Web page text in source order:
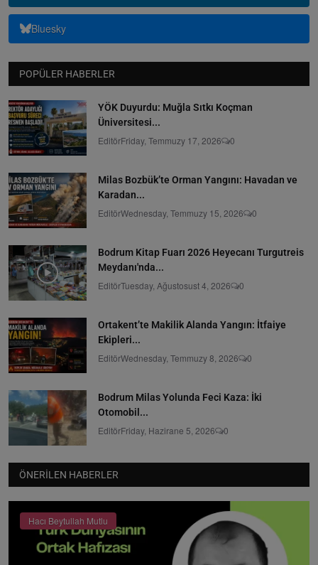
Bluesky
POPÜLER HABERLER
YÖK Duyurdu: Muğla Sıtkı Koçman
Üniversitesi...
EditörFriday, Temmuzy 17, 2026 0
Milas Bozbük’te Orman Yangını: Havadan ve
Karadan...
EditörWednesday, Temmuzy 15, 2026 0
Bodrum Kitap Fuarı 2026 Heyecanı Turgutreis
Meydanı'nda...
EditörTuesday, Ağustosust 4, 2026 0
Ortakent’te Makilik Alanda Yangın: İtfaiye
Ekipleri...
EditörWednesday, Temmuzy 8, 2026 0
Bodrum Milas Yolunda Feci Kaza: İki
Otomobil...
EditörFriday, Hazirane 5, 2026 0
ÖNERILEN HABERLER
Hacı Beytullah Mutlu